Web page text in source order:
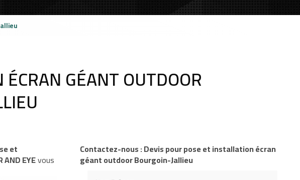
GÉANT OUTDOOR
et
EYEvous
Contactez-nous : Devis pour pose et installation écran
géant outdoor Bourgoin-Jallieu